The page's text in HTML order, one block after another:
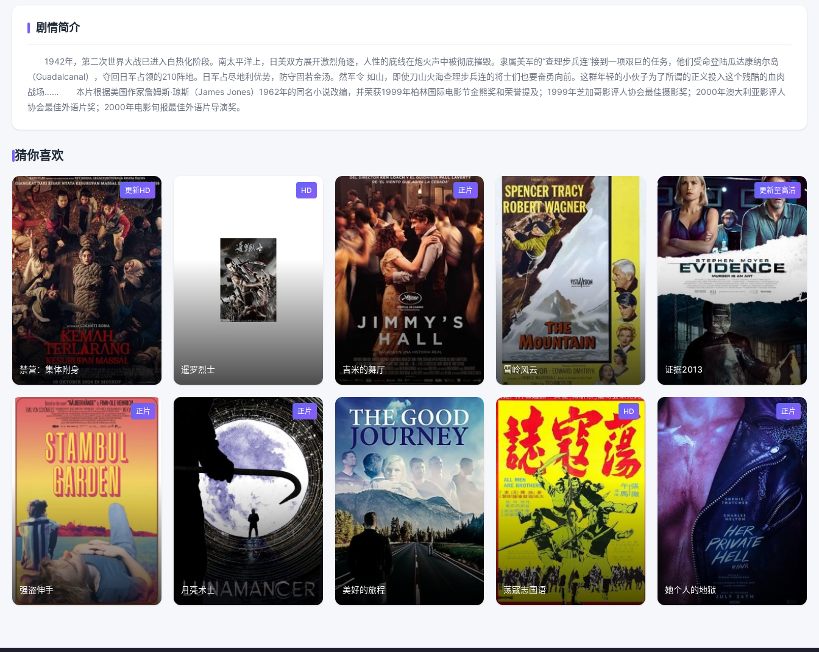
剧情简介
1942年，第二次世界大战已进入白热化阶段。南太平洋上，日美双方展开激烈角逐，人性的底线在炮火声中被彻底摧毁。隶属美军的“查理步兵连”接到一项艰巨的任务，他们受命登陆瓜达康纳尔岛
（Guadalcanal），夺回日军占领的210阵地。日军占尽地利优势，防守固若金汤。然军令 如山，即使刀山火海查理步兵连的将士们也要奋勇向前。这群年轻的小伙子为了所谓的正义投入这个残酷的血肉
战场…… 本片根据美国作家詹姆斯·琼斯（James Jones）1962年的同名小说改编，并荣获1999年柏林国际电影节金熊奖和荣誉提及；1999年芝加哥影评人协会最佳摄影奖；2000年澳大利亚影评人
协会最佳外语片奖；2000年电影旬报最佳外语片导演奖。
猜你喜欢
更新HD
禁营：集体附身
HD
暹罗烈士
正片
吉米的舞厅 雪岭风云
更新至高清
证据2013
正片
强盗伸手
正片
月亮术士 美好的旅程
HD
荡寇志国语
正片
她个人的地狱